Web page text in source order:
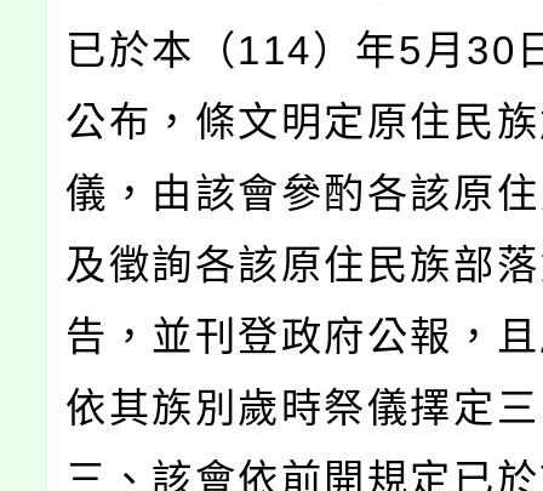
已於本（114）年5月30
公布，條文明定原住民
儀，由該會參酌各該原
及徵詢各該原住民族部
告，並刊登政府公報，
依其族別歲時祭儀擇定
三、該會依前開規定已